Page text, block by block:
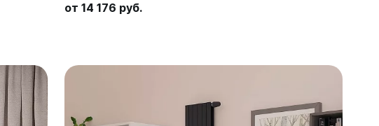
от 14 176 руб.